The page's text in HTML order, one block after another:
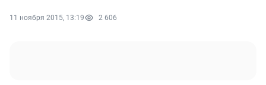
11 ноября 2015, 13:19 2 606